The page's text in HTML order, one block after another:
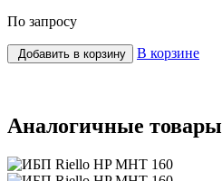
По запросу
Добавить в корзину В корзине
Аналогичные товары